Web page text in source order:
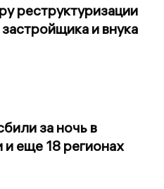
реструктуризации
и внука
за ночь в
еще 18 регионах